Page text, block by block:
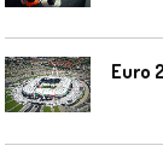
Euro